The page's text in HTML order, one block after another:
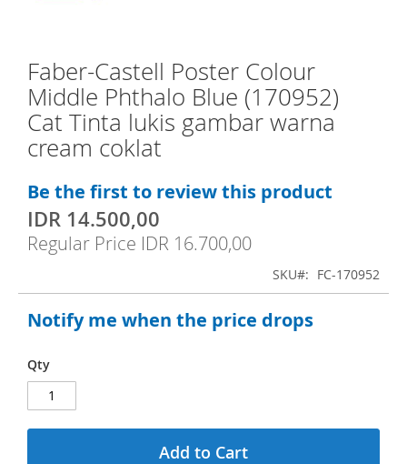
Faber-Castell Poster Colour
Middle Phthalo Blue (170952)
Cat Tinta lukis gambar warna
cream coklat
Be the first to review this product
S
p
e
i
l
r
i
IDR 14.500,00
Regular Price IDR 16.700,00
SKU FC-170952
Notify me when the price drops
Qty
Add to Cart
t
h
e
i
a
g
e
a
l
l
e
r
S
k
i
p
o
t
h
b
e
i
n